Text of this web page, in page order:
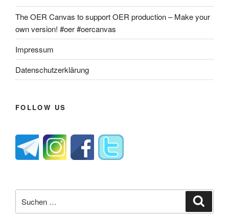
The OER Canvas to support OER production – Make your
own version! #oer #oercanvas
Impressum
Datenschutzerklärung
FOLLOW US
nach: